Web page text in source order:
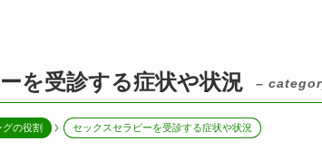
を受診する症状や状況 –
グの役割 セックスセラピーを受診する症状や状況